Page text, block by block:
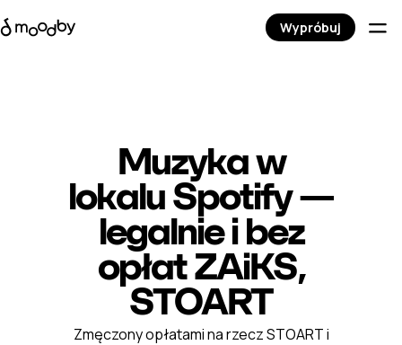
Muzyka w
lokalu Spotify —
legalnie i bez
opłat ZAiKS,
STOART
Zmęczony opłatami na rzecz STOART i
Wypróbuj